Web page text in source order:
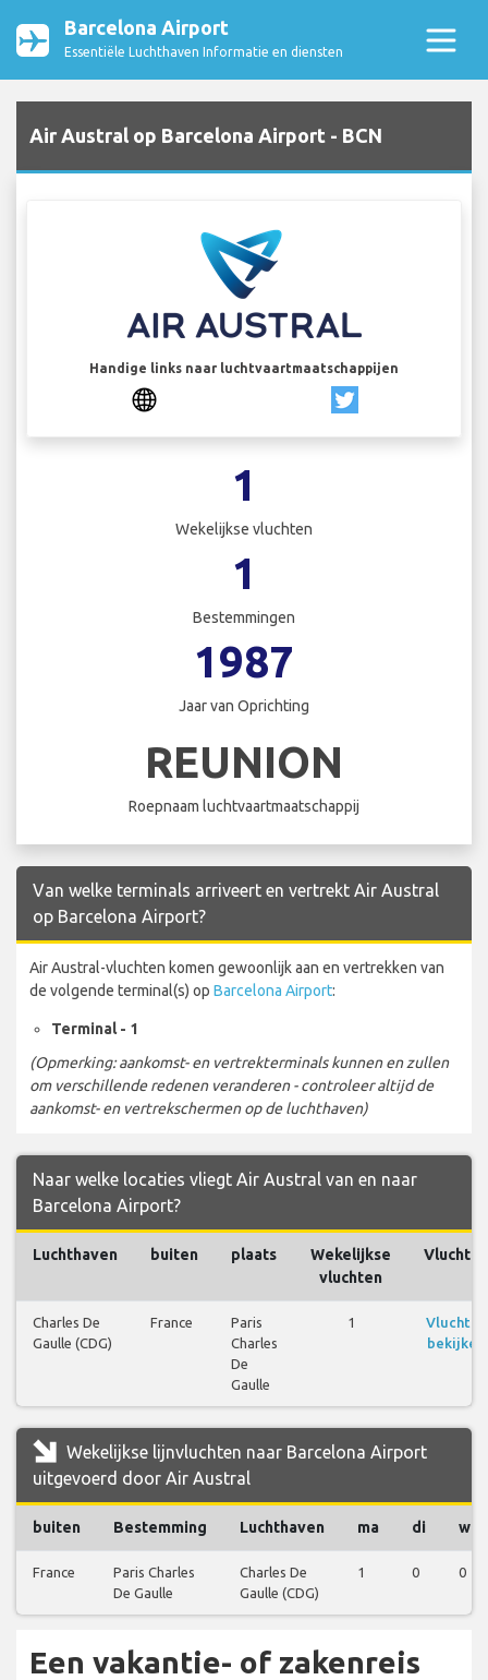
Barcelona Airport
Essentiële Luchthaven Informatie en diensten
Air Austral op Barcelona Airport - BCN
Handige links naar luchtvaartmaatschappijen
1
Wekelijkse vluchten
1
Bestemmingen
1987
Jaar van Oprichting
REUNION
Roepnaam luchtvaartmaatschappij
Van welke terminals arriveert en vertrekt Air Austral
op Barcelona Airport?
Air Austral-vluchten komen gewoonlijk aan en vertrekken van
de volgende terminal(s) op Barcelona Airport:
Terminal - 1
(Opmerking: aankomst- en vertrekterminals kunnen en zullen
om verschillende redenen veranderen - controleer altijd de
aankomst- en vertrekschermen op de luchthaven)
Naar welke locaties vliegt Air Austral van en naar
Barcelona Airport?
Luchthaven buiten plaats
Wekelijkse
vluchten
Vluchten
Charles De
Gaulle (CDG)
France
Paris
Charles
De
Gaulle
1
Vluchten
bekijken
Wekelijkse lijnvluchten naar Barcelona Airport
uitgevoerd door Air Austral
buiten Bestemming Luchthaven ma di wo
France
Paris Charles
De Gaulle
Charles De
Gaulle (CDG)
1 0 0
Een vakantie- of zakenreis